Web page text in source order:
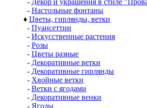
- Декор и украшения в стиле
- Настольные фонтаны
♦ Цветы, гирлянды, ветки
- Пуансеттии
- Искусственные растения
- Розы
- Цветы разные
- Декоративные ветки
- Декоративные гирлянды
- Хвойные ветки
- Ветки с ягодами
- Декоративные венки
- Ягоды